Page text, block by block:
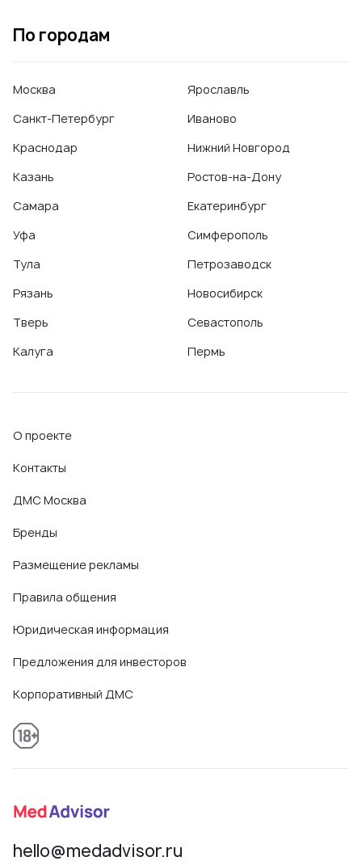
По городам
Москва
Санкт-Петербург
Краснодар
Казань
Самара
Уфа
Тула
Рязань
Тверь
Калуга
Ярославль
Иваново
Нижний Новгород
Ростов-на-Дону
Екатеринбург
Симферополь
Петрозаводск
Новосибирск
Севастополь
Пермь
О проекте
Контакты
ДМС Москва
Бренды
Размещение рекламы
Правила общения
Юридическая информация
Предложения для инвесторов
Корпоративный ДМС
hello@medadvisor.ru